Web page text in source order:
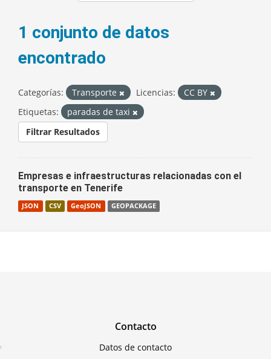
1 conjunto de datos
encontrado
Categorías: Transporte Licencias:
CC BY
Etiquetas:
paradas de taxi
Filtrar Resultados
Empresas e infraestructuras relacionadas con el
transporte en Tenerife
JSON CSV GeoJSON GEOPACKAGE
Contacto
Datos de contacto